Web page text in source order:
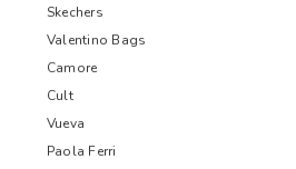
Skechers
Valentino Bags
Camore
Cult
Vueva
Paola Ferri